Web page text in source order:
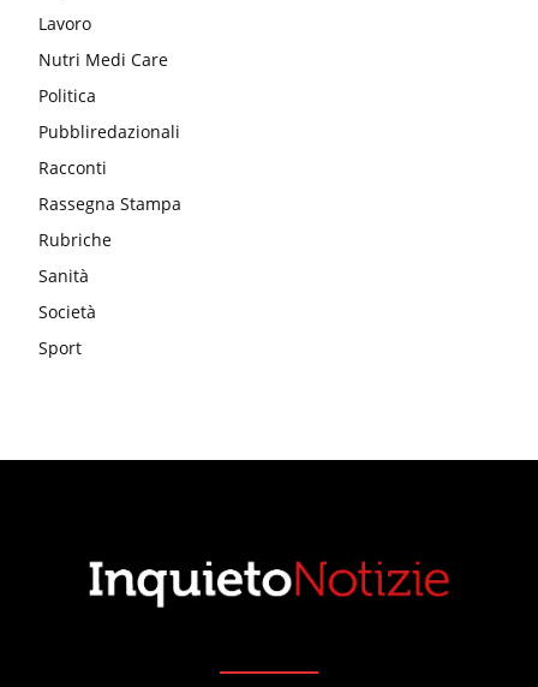
Lavoro
Nutri Medi Care
Politica
Pubbliredazionali
Racconti
Rassegna Stampa
Rubriche
Sanità
Società
Sport